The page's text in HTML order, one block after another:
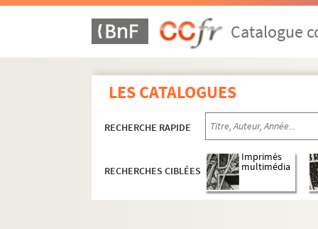
Catalogue
LES CATALOGUES
RECHERCHE RAPIDE
RECHERCHES CIBLÉES
Imprimés
multimédia